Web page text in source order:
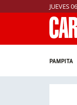
JUEVES
PAMPITA